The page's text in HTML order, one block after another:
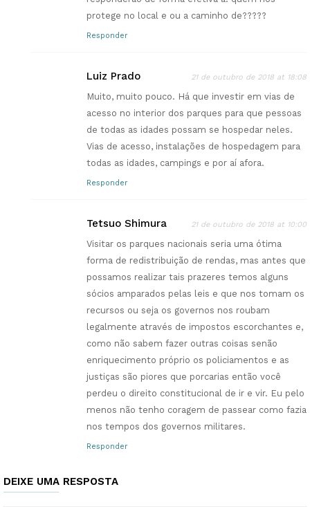
protege no local e ou a caminho de?????
Responder
Luiz Prado 21 de outubro de 2018 at 18:08
Muito, muito pouco. Há que investir em vias de
acesso no interior dos parques para que pessoas
de todas as idades possam se hospedar neles.
Vias de acesso, instalações de hospedagem para
todas as idades, campings e por aí afora.
Responder
Tetsuo Shimura 21 de outubro de 2018 at 10:00
Visitar os parques nacionais seria uma ótima
forma de redistribuição de rendas, mas antes que
possamos realizar tais prazeres temos alguns
sócios amparados pelas leis e que nos tomam os
recursos ou seja os governos nos roubam
legalmente através de impostos escorchantes e,
como não sabem fazer outras coisas senão
enriquecimento próprio os policiamentos e as
justiças são piores que porcarias então você
perdeu o direito constitucional de ir e vir. Eu pelo
menos não tenho coragem de passear como fazia
nos tempos dos governos militares.
Responder
DEIXE UMA RESPOSTA